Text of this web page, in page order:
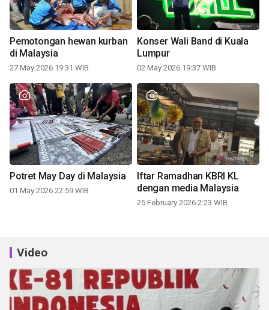
Pemotongan hewan kurban
di Malaysia
27 May 2026 19:31 WIB
Konser Wali Band di Kuala
Lumpur
02 May 2026 19:37 WIB
Potret May Day di Malaysia
01 May 2026 22:59 WIB
Iftar Ramadhan KBRI KL
dengan media Malaysia
25 February 2026 2:23 WIB
Video